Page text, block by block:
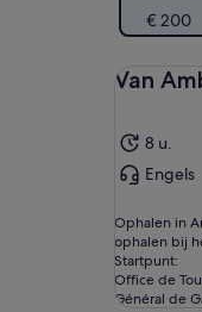
€ 200
Van
8 u.
Engels
Ophalen in
ophalen bij
Startpunt:
Office de
Général de